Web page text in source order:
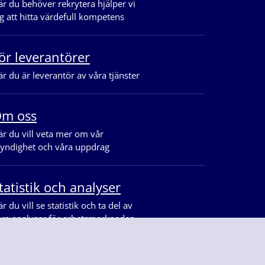
du behöver rekrytera hjälper vi
att hitta värdefull kompetens
leverantörer
du är leverantör av våra tjänster
oss
du vill veta mer om vår
och våra uppdrag
och analyser
du vill se statistik och ta del av
analyser för arbetsmarknaden